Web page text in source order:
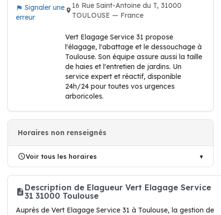
Signaler une
erreur
16 Rue Saint-Antoine du T, 31000
TOULOUSE — France
Vert Elagage Service 31 propose
l'élagage, l'abattage et le dessouchage à
Toulouse. Son équipe assure aussi la taille
de haies et l'entretien de jardins. Un
service expert et réactif, disponible
24h/24 pour toutes vos urgences
arboricoles.
Horaires non renseignés
Voir tous les horaires
Description de Elagueur Vert Elagage Service
31 31000 Toulouse
Auprès de Vert Elagage Service 31 à Toulouse, la gestion de